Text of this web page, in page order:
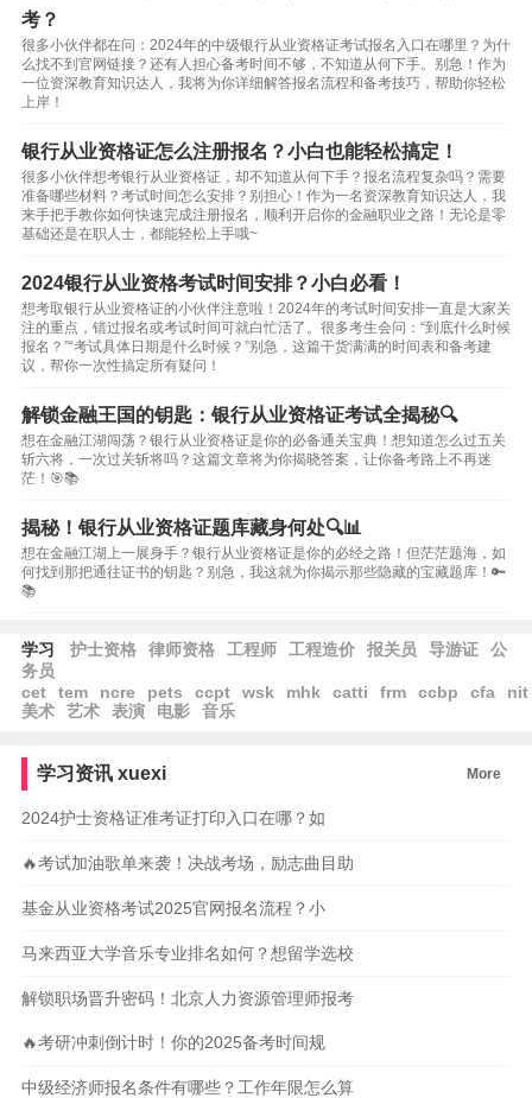
考？
很多小伙伴都在问：2024年的中级银行从业资格证考试报名入口在哪里？为什
么找不到官网链接？还有人担心备考时间不够，不知道从何下手。别急！作为
一位资深教育知识达人，我将为你详细解答报名流程和备考技巧，帮助你轻松
上岸！
银行从业资格证怎么注册报名？小白也能轻松搞定！
很多小伙伴想考银行从业资格证，却不知道从何下手？报名流程复杂吗？需要
准备哪些材料？考试时间怎么安排？别担心！作为一名资深教育知识达人，我
来手把手教你如何快速完成注册报名，顺利开启你的金融职业之路！无论是零
基础还是在职人士，都能轻松上手哦~
2024银行从业资格考试时间安排？小白必看！
想考取银行从业资格证的小伙伴注意啦！2024年的考试时间安排一直是大家关
注的重点，错过报名或考试时间可就白忙活了。很多考生会问：“到底什么时候
报名？”“考试具体日期是什么时候？”别急，这篇干货满满的时间表和备考建
议，帮你一次性搞定所有疑问！
解锁金融王国的钥匙：银行从业资格证考试全揭秘🔍
想在金融江湖闯荡？银行从业资格证是你的必备通关宝典！想知道怎么过五关
斩六将，一次过关斩将吗？这篇文章将为你揭晓答案，让你备考路上不再迷
茫！🎯📚
揭秘！银行从业资格证题库藏身何处🔍📊
想在金融江湖上一展身手？银行从业资格证是你的必经之路！但茫茫题海，如
何找到那把通往证书的钥匙？别急，我这就为你揭示那些隐藏的宝藏题库！🔑
📚
学习 护士资格 律师资格 工程师 工程造价 报关员 导游证
公
务员
cet
tem ncre pets ccpt wsk mhk catti frm ccbp cfa
nit
美术
艺术 表演 电影 音乐
学习资讯 xuexi More
2024护士资格证准考证打印入口在哪？如
🔥考试加油歌单来袭！决战考场，励志曲目助
基金从业资格考试2025官网报名流程？小
马来西亚大学音乐专业排名如何？想留学选校
解锁职场晋升密码！北京人力资源管理师报考
🔥考研冲刺倒计时！你的2025备考时间规
中级经济师报名条件有哪些？工作年限怎么算